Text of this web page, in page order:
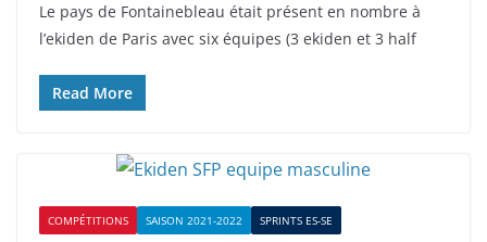
Le pays de Fontainebleau était présent en nombre à
l’ekiden de Paris avec six équipes (3 ekiden et 3 half
Read More
COMPÉTITIONS SAISON 2021-2022 SPRINTS ES-SE